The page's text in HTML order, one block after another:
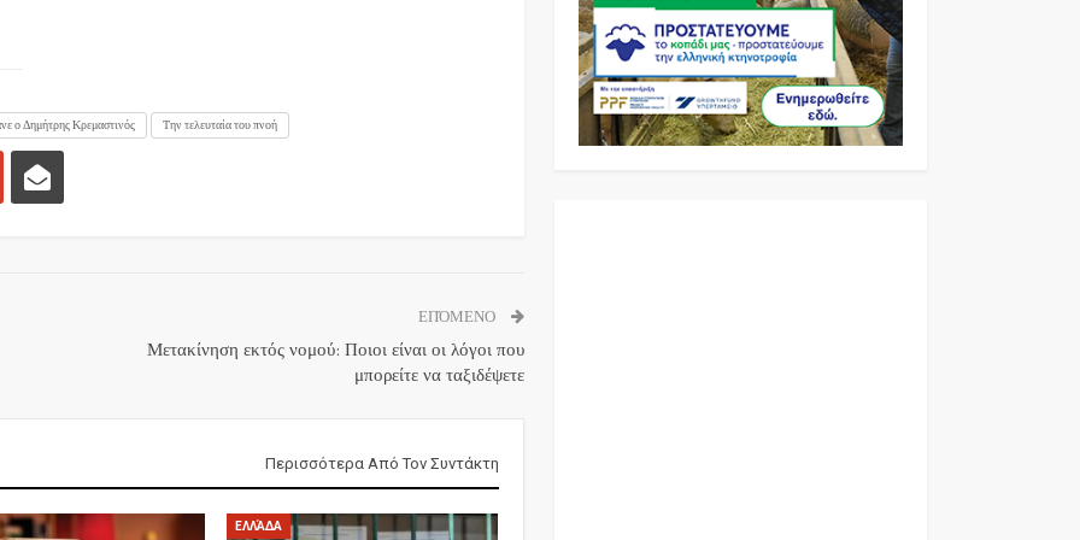
ο Δημήτρης Κρεμαστινός Την τελευταία του πνοή
ΕΠΌΜΕΝΟ
Μετακίνηση εκτός νομού: Ποιοι είναι οι λόγοι που
μπορείτε να ταξιδέψετε
Περισσότερα Από Τον Συντάκτη
ΕΛΛΆΔΑ